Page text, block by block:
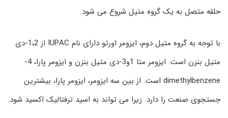
حلقه متصل به یک گروه متیل شروع می شود.
با توجه به گروه متیل دوم، ایزومر اورتو دارای نام IUPAC از 1،2-دی
متیل بنزن است. ایزومر متا 1و3-دی متیل بنزن و ایزومر پارا، 4-
dimethylbenzene است. از بین سه ایزومر، ایزومر پارا، بیشترین
جستجوی صنعت را دارد. زیرا می تواند به اسید ترفتالیک اکسید شود.